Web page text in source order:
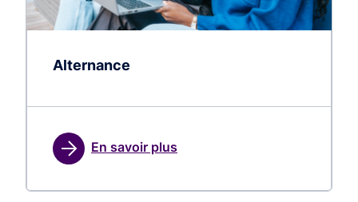
Alternance
En savoir plus